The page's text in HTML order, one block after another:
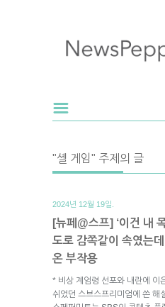
"셸 게임" 주제의 글
2024년 12월 19일.
[뉴페@스프] ‘이건 내
도로 감쪽같이 속였는
온 부작용
* 비상 계엄령 선포와 내란에 이
쉬었던 스브스프리미엄에 쓴 해